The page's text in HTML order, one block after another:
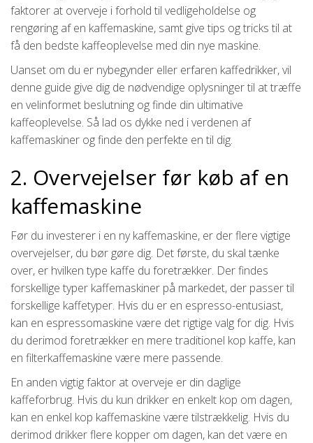
faktorer at overveje i forhold til vedligeholdelse og
rengøring af en kaffemaskine, samt give tips og tricks til at
få den bedste kaffeoplevelse med din nye maskine.
Uanset om du er nybegynder eller erfaren kaffedrikker, vil
denne guide give dig de nødvendige oplysninger til at træffe
en velinformet beslutning og finde din ultimative
kaffeoplevelse. Så lad os dykke ned i verdenen af
kaffemaskiner og finde den perfekte en til dig.
2. Overvejelser før køb af en
kaffemaskine
Før du investerer i en ny kaffemaskine, er der flere vigtige
overvejelser, du bør gøre dig. Det første, du skal tænke
over, er hvilken type kaffe du foretrækker. Der findes
forskellige typer kaffemaskiner på markedet, der passer til
forskellige kaffetyper. Hvis du er en espresso-entusiast,
kan en espressomaskine være det rigtige valg for dig. Hvis
du derimod foretrækker en mere traditionel kop kaffe, kan
en filterkaffemaskine være mere passende.
En anden vigtig faktor at overveje er din daglige
kaffeforbrug. Hvis du kun drikker en enkelt kop om dagen,
kan en enkel kop kaffemaskine være tilstrækkelig. Hvis du
derimod drikker flere kopper om dagen, kan det være en